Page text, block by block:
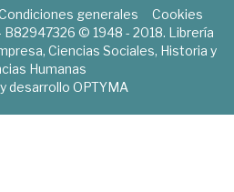
generales
Cookies
B82947326 © 1948 - 2018. Librería
Ciencias Sociales, Historia y
Humanas
desarrollo OPTYMA